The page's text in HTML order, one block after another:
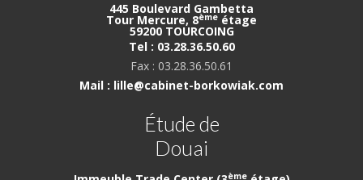
445 Boulevard Gambetta
Tour Mercure, 8ème étage
59200 TOURCOING
Tel : 03.28.36.50.60
Fax : 03.28.36.50.61
Mail : lille@cabinet-borkowiak.com
Étude de
Douai
ème